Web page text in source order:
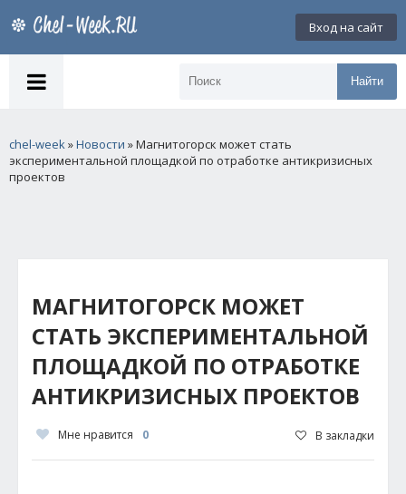
Вход на сайт
Найти
chel-week»Новости » Магнитогорск может стать
экспериментальной площадкой по отработке антикризисных
проектов
МАГНИТОГОРСК МОЖЕТ
СТАТЬ ЭКСПЕРИМЕНТАЛЬНОЙ
ПЛОЩАДКОЙ ПО ОТРАБОТКЕ
АНТИКРИЗИСНЫХ ПРОЕКТОВ
Мне нравится 0 В закладки